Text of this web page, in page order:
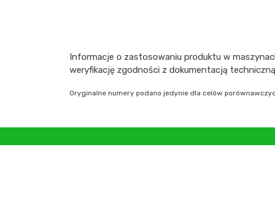
Informacje o zastosowaniu produktu w
weryfikację zgodności z dokumentacją techniczną
Oryginalne numery podano jedynie dla celów